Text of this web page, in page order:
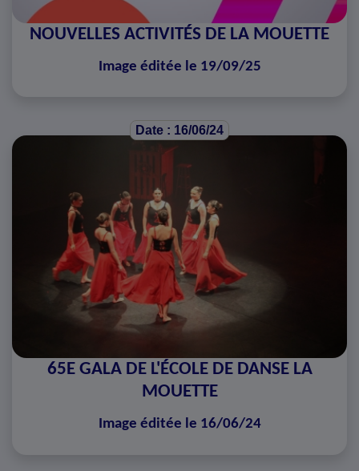
NOUVELLES ACTIVITÉS DE LA MOUETTE
Image éditée le 19/09/25
Date : 16/06/24
65E GALA DE L'ÉCOLE DE DANSE LA
MOUETTE
Image éditée le 16/06/24